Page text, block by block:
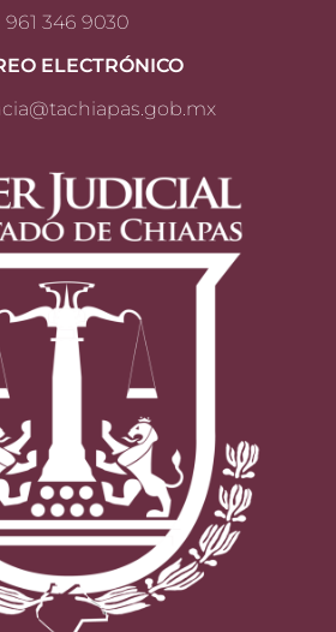
961 346 9030
ELECTRÓNICO